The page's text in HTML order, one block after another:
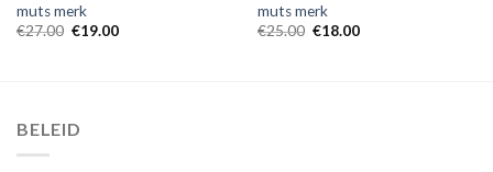
muts merk
€27.00 €19.00
muts merk
€25.00 €18.00
BELEID